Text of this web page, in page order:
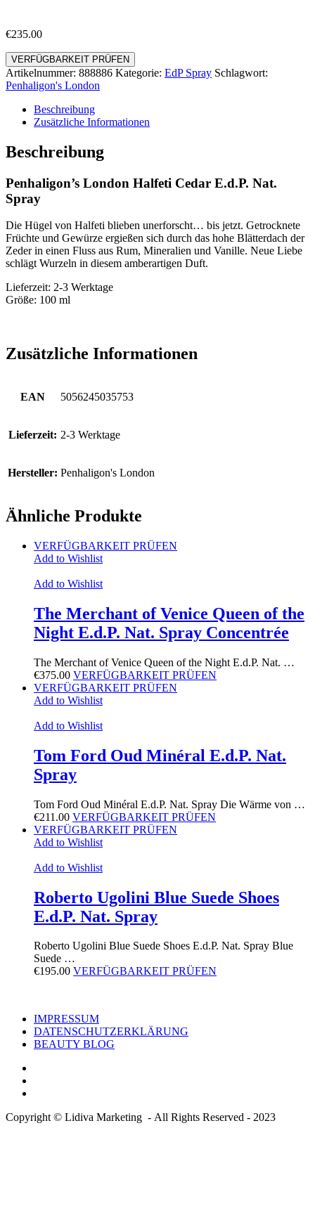
€235.00
VERFÜGBARKEIT PRÜFEN
Artikelnummer: 888886 Kategorie: EdP Spray Schlagwort:
Penhaligon's London
Beschreibung
Zusätzliche Informationen
Beschreibung
Penhaligon’s London Halfeti Cedar E.d.P. Nat.
Spray
Die Hügel von Halfeti blieben unerforscht… bis jetzt. Getrocknete
Früchte und Gewürze ergießen sich durch das hohe Blätterdach der
Zeder in einen Fluss aus Rum, Mineralien und Vanille. Neue Liebe
schlägt Wurzeln in diesem amberartigen Duft.
Lieferzeit: 2-3 Werktage
Größe: 100 ml
Zusätzliche Informationen
EAN 5056245035753
Lieferzeit: 2-3 Werktage
Hersteller: Penhaligon's London
Ähnliche Produkte
VERFÜGBARKEIT PRÜFEN
Add to Wishlist
Add to Wishlist
The Merchant of Venice Queen of the
Night E.d.P. Nat. Spray Concentrée
The Merchant of Venice Queen of the Night E.d.P. Nat. …
€375.00 VERFÜGBARKEIT PRÜFEN
VERFÜGBARKEIT PRÜFEN
Add to Wishlist
Add to Wishlist
Tom Ford Oud Minéral E.d.P. Nat.
Spray
Tom Ford Oud Minéral E.d.P. Nat. Spray Die Wärme von …
€211.00 VERFÜGBARKEIT PRÜFEN
VERFÜGBARKEIT PRÜFEN
Add to Wishlist
Add to Wishlist
Roberto Ugolini Blue Suede Shoes
E.d.P. Nat. Spray
Roberto Ugolini Blue Suede Shoes E.d.P. Nat. Spray Blue
Suede …
€195.00 VERFÜGBARKEIT PRÜFEN
IMPRESSUM
DATENSCHUTZERKLÄRUNG
BEAUTY BLOG
Copyright © Lidiva Marketing - All Rights Reserved - 2023